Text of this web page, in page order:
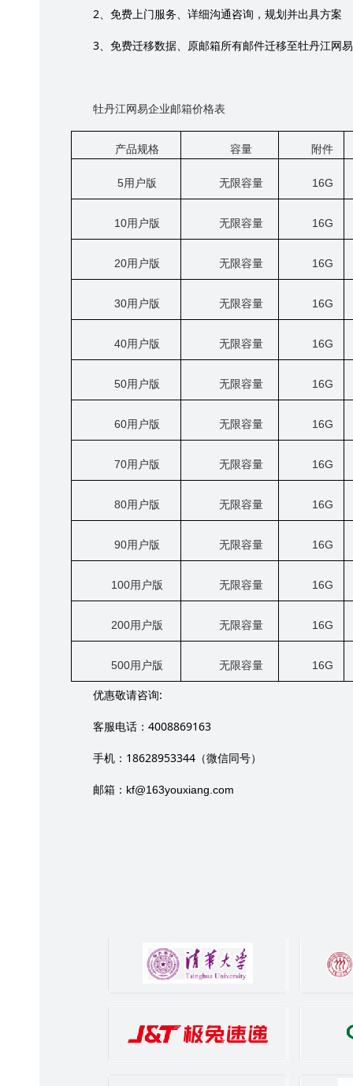
2 、免费上门服务、详细沟通咨询，规划并出具方案
3 、免费迁移数据、原邮箱所有邮件迁移至牡丹江网
牡丹江网易企业邮箱价格表
产品规格 容量 附件
5用户版 无限容量 16G
10用户版 无限容量 16G
20用户版 无限容量 16G
30用户版 无限容量 16G
40用户版 无限容量 16G
50用户版 无限容量 16G
60用户版 无限容量 16G
70用户版 无限容量 16G
80用户版 无限容量 16G
90用户版 无限容量 16G
100用户版 无限容量 16G
200用户版 无限容量 16G
500用户版 无限容量 16G
优惠敬请咨询:
客服电话： 4008869163
手机： 18628953344 （微信同号）
邮箱： kf@163youxiang.com